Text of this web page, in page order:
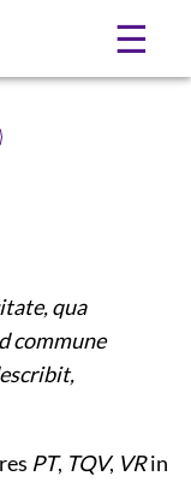
☰
qua
commune
PT, TQV, VRin